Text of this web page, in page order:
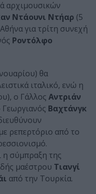
αρχιμουσικών
Ντάουνι Ντήαρ (5
για τρίτη συνεχή
Ροντόλφο
θα
ιταλικό, ενώ η
ο Γάλλος Αντριάν
Βαχτάνγκ
ρεπερτόριο από το
η σύμπραξη της
μαέστρου Τιανγί
από την Τουρκία.